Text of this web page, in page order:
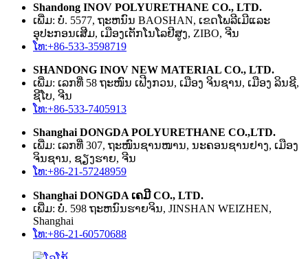
Shandong INOV POLYURETHANE CO., LTD.
ເພີ່ມ: ບໍ່. 5577, ຖະຫນົນ BAOSHAN, ເຂດໂພລີເມີແລະ
ອຸປະກອນເສີມ, ເມືອງເຕັກໂນໂລຢີສູງ, ZIBO, ຈີນ
ໂທ:+86-533-3598719
SHANDONG INOV NEW MATERIAL CO., LTD.
ເພີ່ມ: ເລກທີ່ 58 ຖະໜົນ ເຟີງກວນ, ເມືອງ ຈິນຊານ, ເມືອງ ລິນຊີ,
ຊີໂບ, ຈີນ
ໂທ:+86-533-7405913
Shanghai DONGDA POLYURETHANE CO.,LTD.
ເພີ່ມ: ເລກທີ່ 307, ຖະໜົນຊານໜານ, ນະຄອນຊານຢາງ, ເມືອງ
ຈິນຊານ, ຊຽງຮາຍ, ຈີນ
ໂທ:+86-21-57248959
Shanghai DONGDA ເຄມີ CO., LTD.
ເພີ່ມ: ບໍ່. 598 ຖະ​ຫນົນ​ຮາຍ​ຈິນ​, JINSHAN WEIZHEN​,
Shanghai​
ໂທ:+86-21-60570688